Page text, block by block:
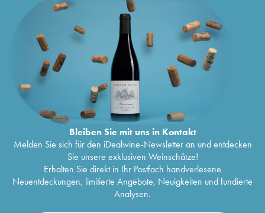
Bleiben Sie mit uns in Kontakt
Melden Sie sich für den iDealwine-Newsletter an und entdecken
Sie unsere exklusiven Weinschätze!
Erhalten Sie direkt in Ihr Postfach handverlesene
Neuentdeckungen, limitierte Angebote, Neuigkeiten und fundierte
Analysen.